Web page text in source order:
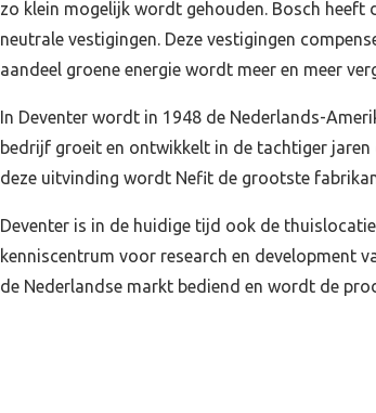
zo klein mogelijk wordt gehouden. Bosch heeft
neutrale vestigingen. Deze vestigingen
aandeel groene energie wordt meer en meer
In Deventer wordt in 1948 de Nederlands-
bedrijf groeit en ontwikkelt in de tachtiger
deze uitvinding wordt Nefit de grootste
Deventer is in de huidige tijd ook de
kenniscentrum voor research en development
de Nederlandse markt bediend en wordt de